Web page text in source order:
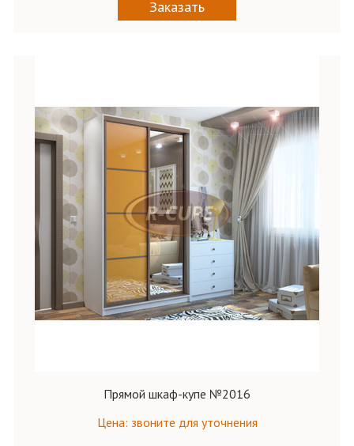
Заказать
Прямой шкаф-купе №2016
Цена: звоните для уточнения